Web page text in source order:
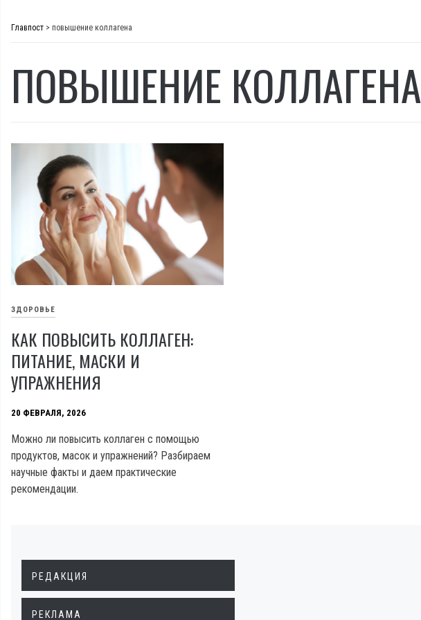
Главпост > повышение коллагена
ПОВЫШЕНИЕ КОЛЛАГЕНА
ЗДОРОВЬЕ
КАК ПОВЫСИТЬ КОЛЛАГЕН:
ПИТАНИЕ, МАСКИ И
УПРАЖНЕНИЯ
20 ФЕВРАЛЯ, 2026
Можно ли повысить коллаген с помощью
продуктов, масок и упражнений? Разбираем
научные факты и даем практические
рекомендации.
РЕДАКЦИЯ
РЕКЛАМА